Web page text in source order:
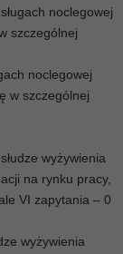
noclegowej
szczególnej
noclegowej
w szczególnej
wyżywienia
na rynku pracy,
VI zapytania – 0
wyżywienia